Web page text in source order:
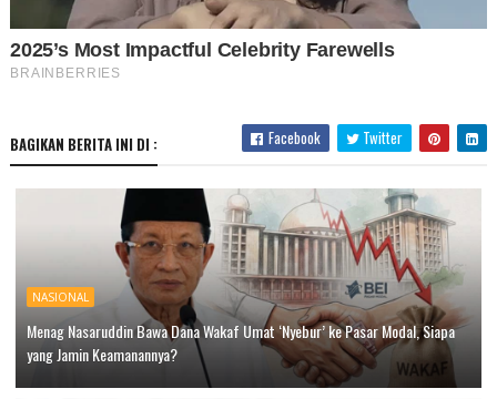
BAGIKAN BERITA INI DI : Facebook Twitter
NASIONAL
Menag Nasaruddin Bawa Dana Wakaf Umat ‘Nyebur’ ke Pasar Modal, Siapa
yang Jamin Keamanannya?